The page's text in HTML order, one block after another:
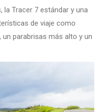
la Tracer 7 estándar y una
de viaje como
parabrisas más alto y un